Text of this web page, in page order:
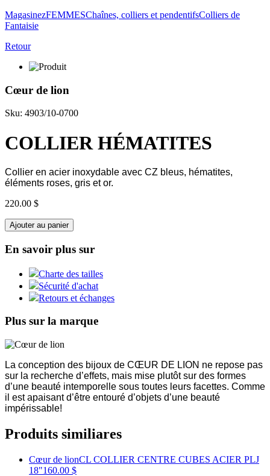
MagasinezFEMMESChaînes, colliers et pendentifsColliers de
Fantaisie
Retour
Cœur de lion
Sku: 4903/10-0700
COLLIER HÉMATITES
Collier en acier inoxydable avec CZ bleus, hématites,
éléments roses, gris et or.
220.00 $
Ajouter au panier
En savoir plus sur
Charte des tailles
Sécurité d'achat
Retours et échanges
Plus sur la marque
La conception des bijoux de CŒUR DE LION ne repose pas
sur la recherche d’effets, mais mise plutôt sur des formes
d’une beauté intemporelle sous toutes leurs facettes. Comme
il est apaisant d’être entouré d’objets d’une beauté
impérissable!
Produits similiares
Cœur de lionCL COLLIER CENTRE CUBES ACIER PLJ
18"160.00 $